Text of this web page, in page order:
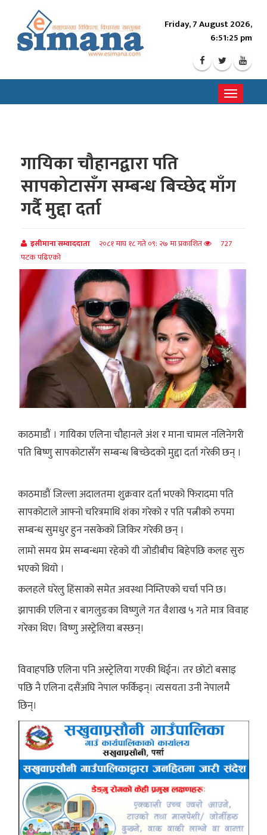
Friday, 7 August 2026,
6:51:26 pm
Toggle
गायिका चौहानद्वारा पति
सापकोटासँग सम्बन्ध बिच्छेद माँग
गर्दै मुद्दा दर्ता
इसीमाना सम्वाददाता २०८१ माघ १८ गते ०९: २७ मा प्रकाशित
727
पटक पढिएको
काठमाडौं । गायिका एलिना चौहानले अंश र माना चामल नलिनेगरी
पति बिष्णु सापकोटासँग सम्बन्ध बिच्छेदको मुद्दा दर्ता गरेकी छन् ।
काठमाडौं जिल्ला अदालतमा शुक्रवार दर्ता भएको फिरादमा पति
सापकोटाले आफ्नो चरित्रमाथि शंका गरेको र पति पत्नीको रुपमा
सम्बन्ध सुमधुर हुन नसकेको जिकिर गरेकी छन् ।
लामो समय प्रेम सम्बन्धमा रहेको यी जोडीबीच बिहेपछि कलह सुरु
भएको थियो ।
कलहले घरेलु हिंसाको समेत अवस्था निम्तिएको चर्चा पनि छ।
झापाकी एलिना र बागलुङका विष्णुले गत वैशाख ५ गते मात्र विवाह
गरेका थिए। विष्णु अस्ट्रेलिया बस्छन्।
विवाहपछि एलिना पनि अस्ट्रेलिया गएकी थिईन। तर छोटो बसाइ
पछि नै एलिना दसैंअघि नेपाल फर्किइन्। त्यसयता उनी नेपालमै
छिन्।